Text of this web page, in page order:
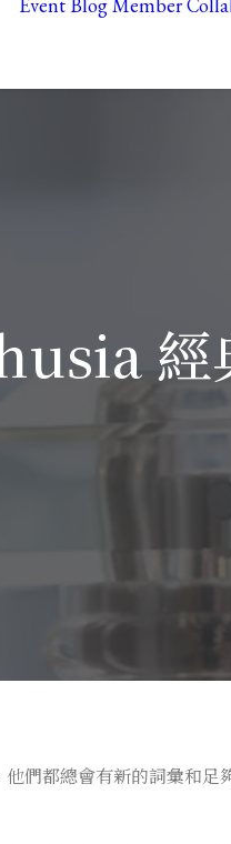
Event Blog Member
經
們都總會有新的詞彙和足